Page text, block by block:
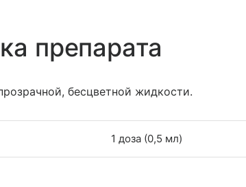
препарата
бесцветной жидкости.
1 доза (0,5 мл)